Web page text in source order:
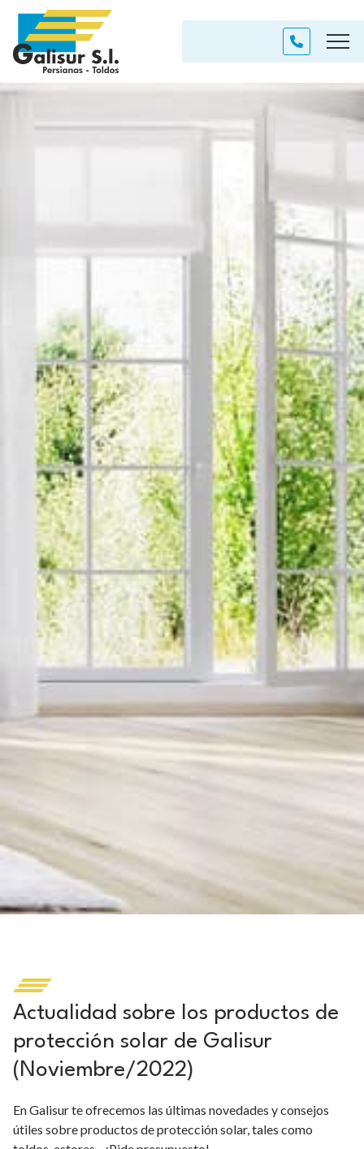
Actualidad sobre los productos de
protección solar de Galisur
(Noviembre/2022)
En Galisur te ofrecemos las últimas novedades y consejos
útiles sobre productos de protección solar, tales como